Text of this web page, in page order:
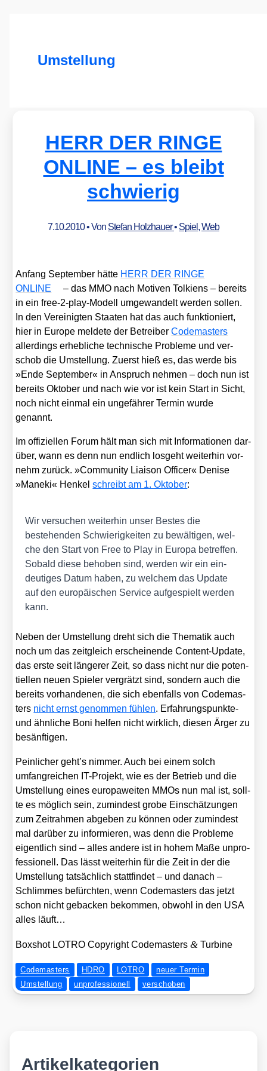
Umstellung
HERR DER RINGE
ONLINE – es bleibt
schwierig
7.10.2010• Von Stefan Holzhauer• Spiel,Web
Anfang Sep­tem­ber hät­te HERR DER RINGE
ONLINE
– das MMO nach Moti­ven Tol­ki­ens – bereits
in ein free-2-play-Modell umge­wan­delt wer­den sol­len.
In den Ver­ei­nig­ten Staa­ten hat das auch funk­tio­niert,
hier in Euro­pe mel­de­te der Betrei­berCode­mas­ters
aller­dings erheb­li­che tech­ni­sche Pro­ble­me und ver­
schob die Umstel­lung. Zuerst hieß es, das wer­de bis
»Ende Sep­tem­ber« in Anspruch neh­men – doch nun ist
bereits Okto­ber und nach wie vor ist kein Start in Sicht,
noch nicht ein­mal ein unge­fäh­rer Ter­min wur­de
genannt.
Im offi­zi­el­len Forum hält man sich mit Infor­ma­tio­nen dar­
über, wann es denn nun end­lich los­geht wei­ter­hin vor­
nehm zurück. »Com­mu­ni­ty Liai­son Offi­cer« Deni­se
»Man­eki« Hen­kelschreibt am 1. Okto­ber:
Wir ver­su­chen wei­ter­hin unser Bes­tes die
bestehen­den Schwie­rig­kei­ten zu bewäl­ti­gen, wel­
che den Start von Free to Play in Euro­pa betref­fen.
Sobald die­se beho­ben sind, wer­den wir ein ein­
deu­ti­ges Datum haben, zu wel­chem das Update
auf den euro­päi­schen Ser­vice auf­ge­spielt wer­den
kann.
Neben der Umstel­lung dreht sich die The­ma­tik auch
noch um das zeit­gleich erschei­nen­de Con­tent-Update,
das ers­te seit län­ge­rer Zeit, so dass nicht nur die poten­
ti­el­len neu­en Spie­ler ver­grätzt sind, son­dern auch die
bereits vor­han­de­nen, die sich eben­falls von Code­mas­
ters nicht ernst genom­men füh­len. Erfah­rungs­punk­te-
und ähn­li­che Boni hel­fen nicht wirk­lich, die­sen Ärger zu
besänf­ti­gen.
Pein­li­cher geht’s nim­mer. Auch bei einem solch
umfang­rei­chen IT-Pro­jekt, wie es der Betrieb und die
Umstel­lung eines euro­pa­wei­ten MMOs nun mal ist, soll­
te es mög­lich sein, zumin­dest gro­be Ein­schät­zun­gen
zum Zeit­rah­men abge­ben zu kön­nen oder zumin­dest
mal dar­über zu infor­mie­ren, was denn die Pro­ble­me
eigent­lich sind – alles ande­re ist in hohem Maße unpro­
fes­sio­nell. Das lässt wei­ter­hin für die Zeit in der die
Umstel­lung tat­säch­lich statt­fin­det – und danach –
Schlim­mes befürch­ten, wenn Code­mas­ters das jetzt
schon nicht geba­cken bekom­men, obwohl in den USA
alles läuft…
Box­shot LOTRO Copy­right Code­mas­ters& Tur­bi­ne
Codemasters HDRO LOTRO
neuer Termin
Umstellung
unprofessionell verschoben
Artikelkategorien